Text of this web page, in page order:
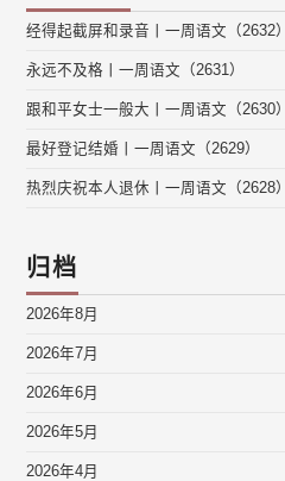
经得起截屏和录音丨一周语文（2632）
永远不及格丨一周语文（2631）
跟和平女士一般大丨一周语文（2630）
最好登记结婚丨一周语文（2629）
热烈庆祝本人退休丨一周语文（2628）
归档
2026年8月
2026年7月
2026年6月
2026年5月
2026年4月